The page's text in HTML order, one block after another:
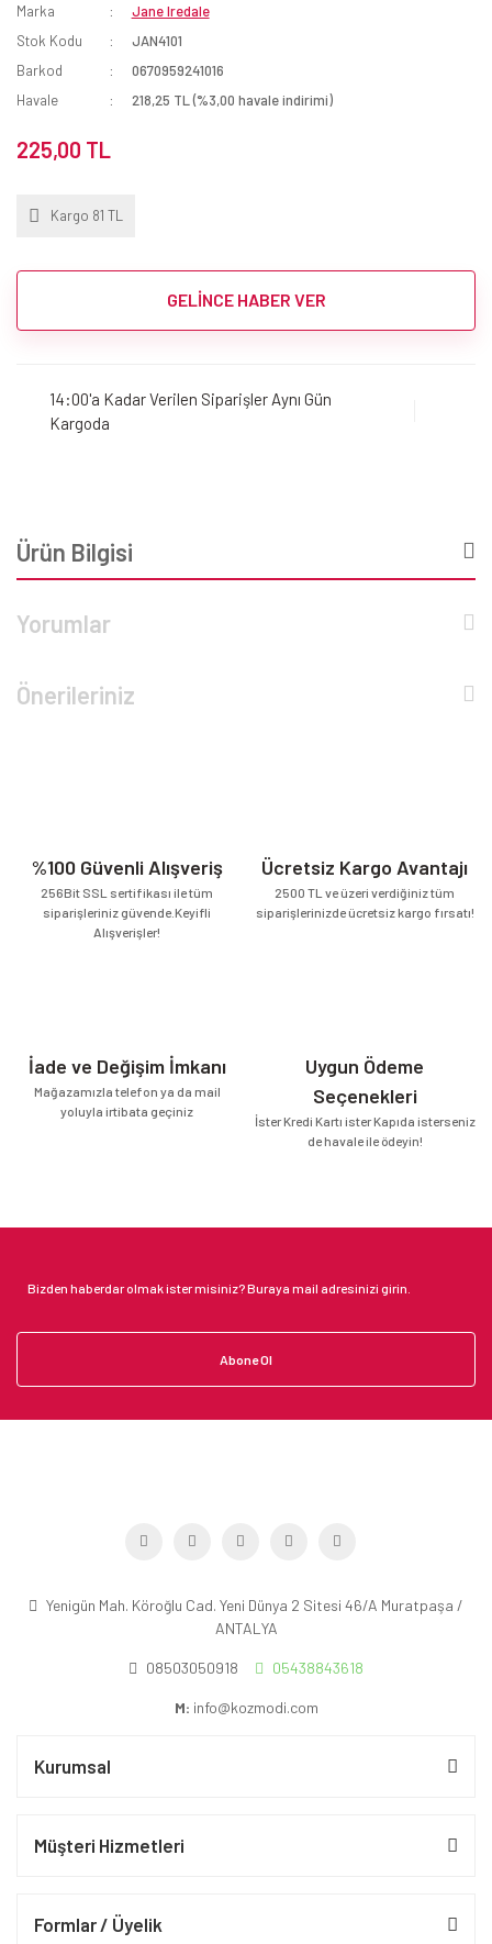
Marka
Jane Iredale
Stok Kodu
JAN4101
Barkod
0670959241016
Havale
218,25 TL (%3,00 havale indirimi)
225,00 TL
Kargo 81 TL
GELİNCE HABER VER
14:00'a Kadar Verilen Siparişler Aynı Gün
Kargoda
Ürün Bilgisi
Yorumlar
Önerileriniz
%100 Güvenli Alışveriş
256Bit SSL sertifikası ile tüm
siparişleriniz güvende.Keyifli
Alışverişler!
Ücretsiz Kargo Avantajı
2500 TL ve üzeri verdiğiniz tüm
siparişlerinizde ücretsiz kargo fırsatı!
İade ve Değişim İmkanı
Mağazamızla telefon ya da mail
yoluyla irtibata geçiniz
Uygun Ödeme
Seçenekleri
İster Kredi Kartı ister Kapıda isterseniz
de havale ile ödeyin!
Abone Ol
Yenigün Mah. Köroğlu Cad. Yeni Dünya 2 Sitesi 46/A Muratpaşa /
ANTALYA
08503050918 05438843618
M: info@kozmodi.com
Kurumsal
Müşteri Hizmetleri
Formlar / Üyelik